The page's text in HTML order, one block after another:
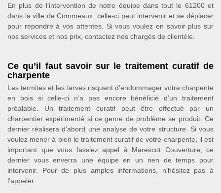
En plus de l’intervention de notre équipe dans tout le 61200 et
dans la ville de Commeaux, celle-ci peut intervenir et se déplacer
pour répondre à vos attentes. Si vous voulez en savoir plus sur
nos services et nos prix, contactez nos chargés de clientèle.
Ce qu’il faut savoir sur le traitement curatif de
charpente
Les termites et les larves risquent d’endommager votre charpente
en bois si celle-ci n’a pas encore bénéficié d’un traitement
préalable. Un traitement curatif peut être effectué par un
charpentier expérimenté si ce genre de problème se produit. Ce
dernier réalisera d’abord une analyse de votre structure. Si vous
voulez mener à bien le traitement curatif de votre charpente, il est
important que vous fassiez appel à Marescot Couverture, ce
dernier vous enverra une équipe en un rien de temps pour
intervenir. Pour de plus amples informations, n’hésitez pas à
l’appeler.